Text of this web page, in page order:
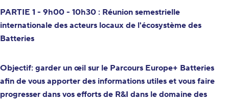
PARTIE 1 - 9h00 - 10h30 : Réunion semestrielle
internationale des acteurs locaux de l'écosystème des
Batteries
Objectif: garder un œil sur le Parcours Europe+ Batteries
afin de vous apporter des informations utiles et vous faire
progresser dans vos efforts de R&I dans le domaine des